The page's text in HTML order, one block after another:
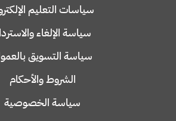
سياسات التعليم
سياسة الإلغاء
سياسة التسويق
الشروط والأحكام
سياسة الخصوصية